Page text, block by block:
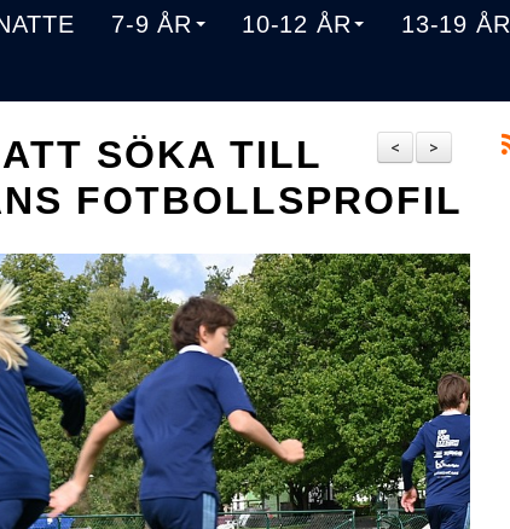
7-9 ÅR 10-12 ÅR 13-19 ÅR
>
<
SÖKA TILL
FOTBOLLSPROFIL